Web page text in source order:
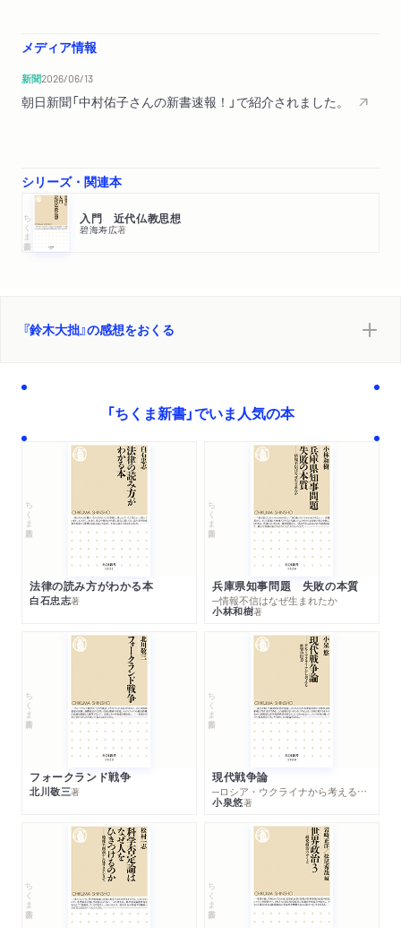
３ 『大乗仏教概論』
識」としての悟り／自業自得という誤解／法身の不可思議な働き
／涅槃とは他者への愛に生きること／『大乗起信論』とショーペ
第三章 神秘から伝統へ
１ 学習院、ビアトリス、神智学
日本への帰国と学習院での教職／禅的修養を指南する／乃木大
将の殉死をどう考えるか／ビアトリスとの結婚／ビアトリスの
グの受容／スウェーデンボルグの霊的世界／自分の意志を超え
／禅堂での学びから現代の教育を見直す／寺院に関する評価の
転換／伝統は絶えず進化し続ける
第四章 戦時下の日本的霊性
１ 日本仏教のマイノリティ
『日本的霊性』の歴史的位置／妙好人の発見／盤珪との出会い／
禅宗史の最も異色かつ最も偉大な人／「不生」を生きるとは／
「否定」する人間／ビアトリスの仏教／ビアトリスの死と「不肖
の息子」
霊性・悟り・宗教意識／日本的霊性は禅と浄土系思想にあり／
奈良・平安時代における霊性の欠如／親鸞の霊性／永遠の「今」
を生きる／肯定は否定、否定は肯定
３ 戦争、敗戦、復興
大拙は戦争に協力したか？／仏教界への批判／神道を徹底的に
批判する／天皇を華厳思想で捉え直す
第五章 禅とアメリカ文化
１ アメリカとの再会
禅からＺＥＮへ／ＧＨＱ関係者との密接なつながり／世界的な
禅ブームの到来／学生たちをどう魅了したか？／岡村美穂子と
の出会い
２ 『禅と日本文化』
メディア情報
新聞2026/06/13
朝日新聞「中村佑子さんの新書速報！」で紹介されました。
シリーズ・関連本
ちくま新書 入門 近代仏教思想
碧海寿広著
『鈴木大拙』の感想をおくる
「ちくま新書」でいま人気の本
ちくま新書
法律の読み方がわかる本
白石忠志著
ちくま新書
兵庫県知事問題 失敗の本質
─情報不信はなぜ生まれたか
小林和樹著
ちくま新書
フォークランド戦争
北川敬三著
ちくま新書
現代戦争論
─ロシア・ウクライナから考える世界の行方
小泉悠著
ちくま新書 ちくま新書